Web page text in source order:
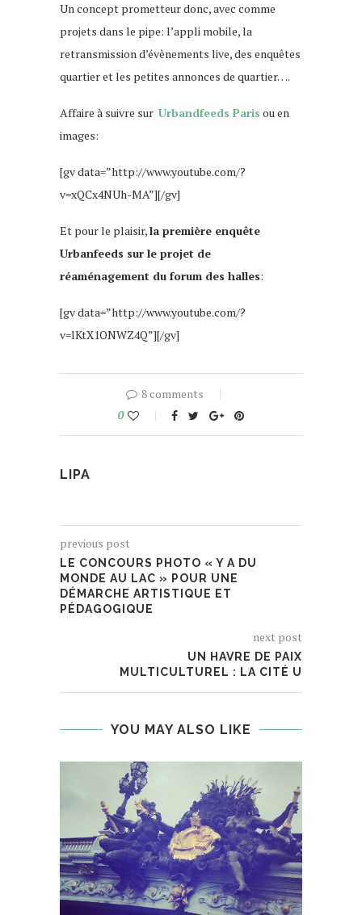
Un concept prometteur donc, avec comme
projets dans le pipe: l’appli mobile, la
retransmission d’évènements live, des enquêtes
quartier et les petites annonces de quartier….
Affaire à suivre sur Urbandfeeds Paris ou en
images:
[gv data=”http://www.youtube.com/?
v=xQCx4NUh-MA”][/gv]
Et pour le plaisir,la première enquête
Urbanfeeds sur le projet de
réaménagement du forum des halles:
[gv data=”http://www.youtube.com/?
v=lKtX1ONWZ4Q”][/gv]
8 comments
0
LIPA
previous post
LE CONCOURS PHOTO « Y A DU
MONDE AU LAC » POUR UNE
DÉMARCHE ARTISTIQUE ET
PÉDAGOGIQUE
next post
UN HAVRE DE PAIX
MULTICULTUREL : LA CITÉ U
YOU MAY ALSO LIKE